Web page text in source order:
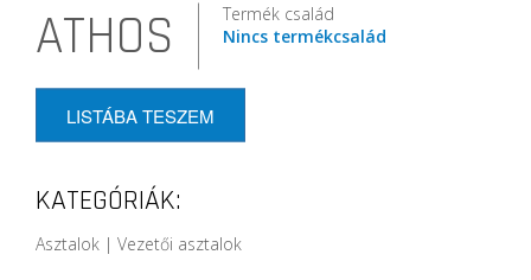
ATHOS
Termék család
Nincs termékcsalád
LISTÁBA TESZEM
KATEGÓRIÁK:
Asztalok | Vezetői asztalok